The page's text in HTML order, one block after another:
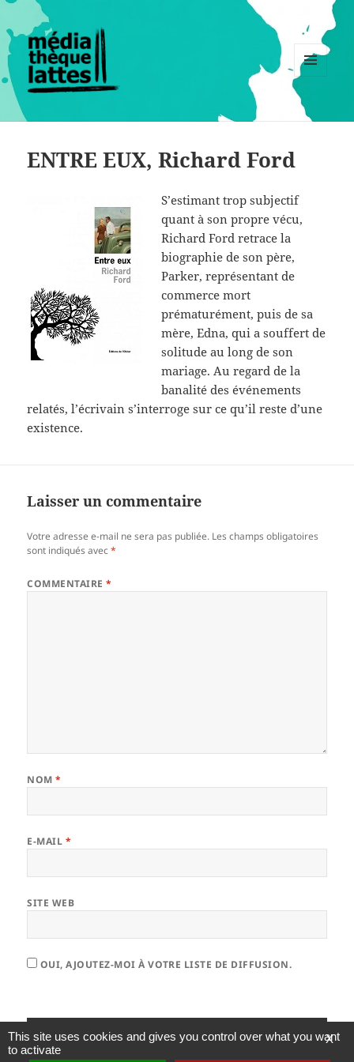
MENU
WIDGETS
ENTRE EUX, Richard Ford
S’estimant trop subjectif
quant à son propre vécu,
Richard Ford retrace la
biographie de son père,
Parker, représentant de
commerce mort
prématurément, puis de sa
mère, Edna, qui a souffert de
solitude au long de son
mariage. Au regard de la
banalité des événements
relatés, l’écrivain s’interroge sur ce qu’il reste d’une
existence.
Laisser un commentaire
Votre adresse e-mail ne sera pas publiée. Les champs obligatoires
sont indiqués avec*
COMMENTAIRE*
NOM*
E-MAIL *
SITE WEB
OUI, AJOUTEZ-MOI À VOTRE LISTE DE DIFFUSION.
X
This site uses cookies and gives you control over what you want
to activate